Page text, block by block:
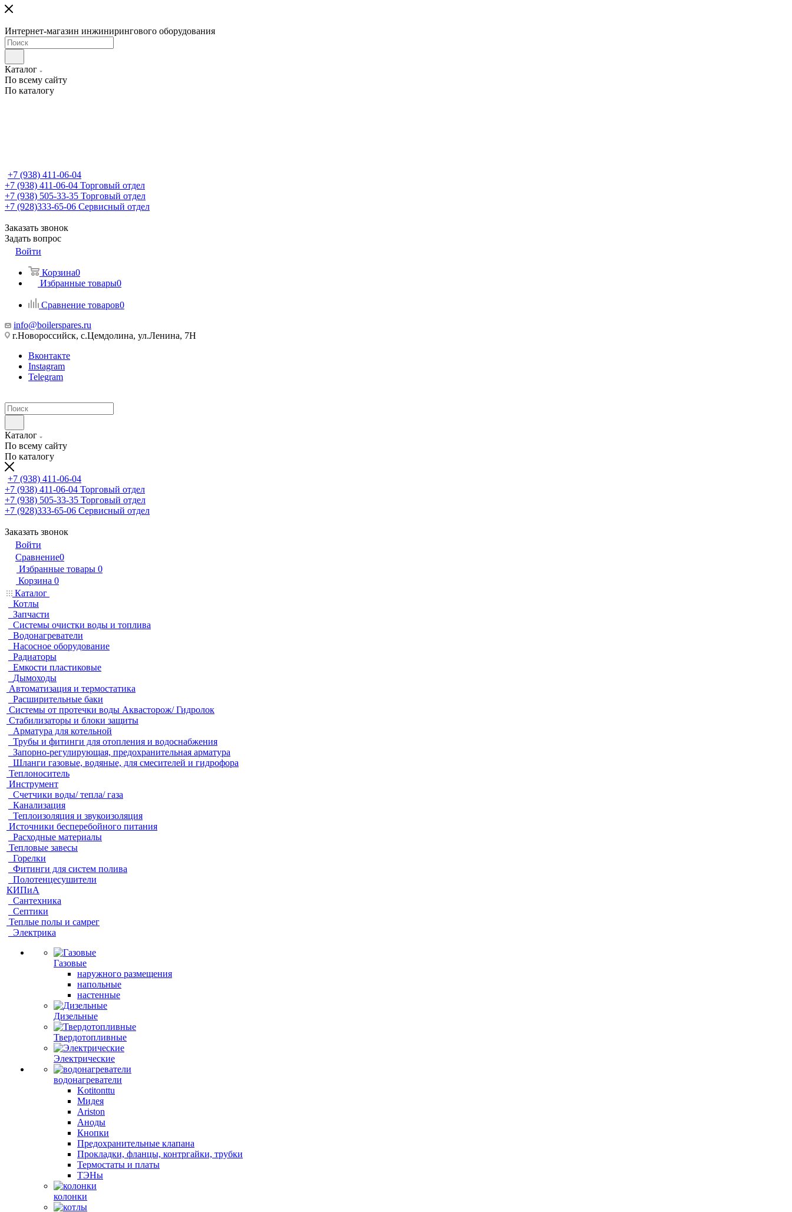
Интернет-магазин инжинирингового оборудования
Каталог
По всему сайту
По каталогу
+7 (938) 411-06-04
+7 (938) 411-06-04 Торговый отдел
+7 (938) 505-33-35 Торговый отдел
+7 (928)333-65-06 Сервисный отдел
Заказать звонок
Задать вопрос
Войти
Корзина0
Избранные товары0
Сравнение товаров0
info@boilerspares.ru
г.Новороссийск, с.Цемдолина, ул.Ленина, 7Н
Вконтакте
Instagram
Telegram
Каталог
По всему сайту
По каталогу
+7 (938) 411-06-04
+7 (938) 411-06-04 Торговый отдел
+7 (938) 505-33-35 Торговый отдел
+7 (928)333-65-06 Сервисный отдел
Заказать звонок
Войти
Сравнение0
Избранные товары 0
Корзина 0
Каталог
Котлы
Запчасти
Системы очистки воды и топлива
Водонагреватели
Насосное оборудование
Радиаторы
Емкости пластиковые
Дымоходы
Автоматизация и термостатика
Расширительные баки
Системы от протечки воды Аквасторож/ Гидролок
Стабилизаторы и блоки защиты
Арматура для котельной
Трубы и фитинги для отопления и водоснабжения
Запорно-регулирующая, предохранительная арматура
Шланги газовые, водяные, для смесителей и гидрофора
Теплоноситель
Инструмент
Счетчики воды/ тепла/ газа
Канализация
Теплоизоляция и звукоизоляция
Источники бесперебойного питания
Расходные материалы
Тепловые завесы
Горелки
Фитинги для систем полива
Полотенцесушители
КИПиА
Сантехника
Септики
Теплые полы и самрег
Электрика
Газовые
наружного размещения
напольные
настенные
Дизельные
Твердотопливные
Электрические
водонагреватели
Kotitonttu
Мидея
Ariston
Аноды
Кнопки
Предохранительные клапана
Прокладки, фланцы, контргайки, трубки
Термостаты и платы
ТЭНы
колонки